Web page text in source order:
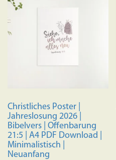
Christliches Poster |
Jahreslosung 2026 |
Bibelvers | Offenbarung
21:5 | A4 PDF Download |
Minimalistisch |
Neuanfang